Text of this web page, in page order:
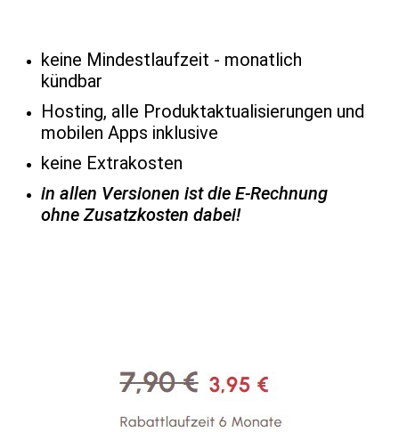
keine Mindestlaufzeit - monatlich
kündbar
Hosting, alle Produktaktualisierungen und
mobilen Apps inklusive
keine Extrakosten
in allen Versionen ist die E-Rechnung
ohne Zusatzkosten dabei!